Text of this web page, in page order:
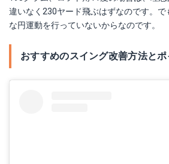
違いなく230ヤード飛ぶはずなのです。
な円運動を行っていないからなのです。
おすすめのスイング改善方法とポ